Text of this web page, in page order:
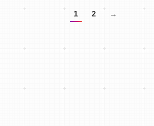
1 2 →